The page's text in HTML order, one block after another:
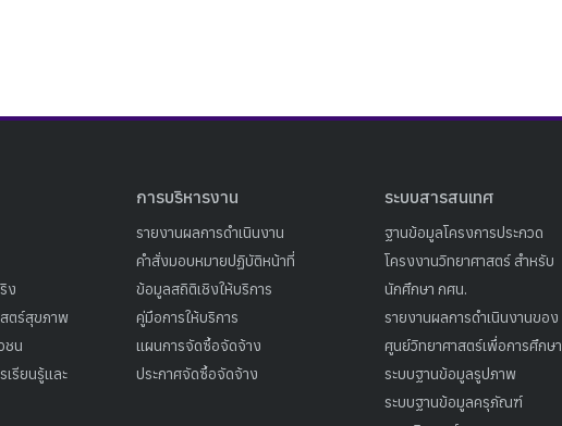
ง
ตร์สุขภาพ
ชน
เรียนรู้และ
การบริหารงาน
รายงานผลการดำเนินงาน
คำสั่งมอบหมายปฏิบัติหน้าที่
ข้อมูลสถิติเชิงให้บริการ
คู่มือการให้บริการ
แผนการจัดซื้อจัดจ้าง
ประกาศจัดซื้อจัดจ้าง
ระบบสารสนเทศ
ฐานข้อมูลโครงการประกวด
โครงงานวิทยาศาสตร์ สำหรับ
นักศึกษา กศน.
รายงานผลการดำเนินงานของ
ศูนย์วิทยาศาสตร์เพื่อการศึกษา
ระบบฐานข้อมูลรูปภาพ
ระบบฐานข้อมูลครุภัณฑ์